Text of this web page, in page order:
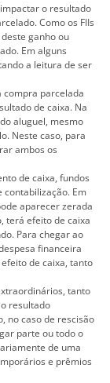
o resultado
Como os FIIs
ganho ou
Em alguns
a leitura de ser
compra parcelada
de caixa. Na
aluguel, mesmo
Neste caso, para
ambos os
de caixa, fundos
Em
aparecer zerada
terá efeito de caixa
Para chegar ao
financeira
de caixa, tanto
tanto
resultado
no caso de rescisão
parte ou todo o
de uma
e prêmios